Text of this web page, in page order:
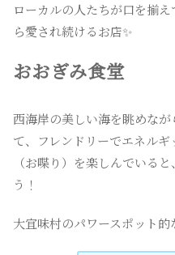
ローカルの人たちが口を揃
ら愛され続けるお店✨
おおぎみ食堂
西海岸の美しい海を眺めな
て、フレンドリーでエネル
（お喋り）を楽しんでいる
う！
大宜味村のパワースポット的